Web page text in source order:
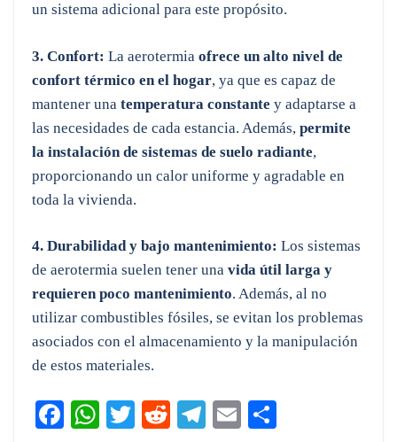
un sistema adicional para este propósito.
3. Confort: La aerotermia ofrece un alto nivel de
confort térmico en el hogar, ya que es capaz de
mantener una temperatura constante y adaptarse a
las necesidades de cada estancia. Además, permite
la instalación de sistemas de suelo radiante,
proporcionando un calor uniforme y agradable en
toda la vivienda.
4. Durabilidad y bajo mantenimiento: Los sistemas
de aerotermia suelen tener una vida útil larga y
requieren poco mantenimiento. Además, al no
utilizar combustibles fósiles, se evitan los problemas
asociados con el almacenamiento y la manipulación
de estos materiales.
Fa W T
R
Te E